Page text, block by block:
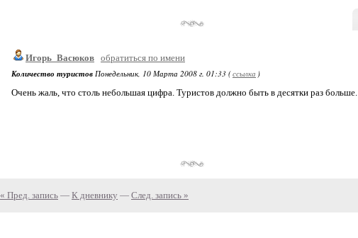
Игорь_Васюков обратиться по имени
Количество туристов Понедельник, 10 Марта 2008 г. 01:33 (ссылка )
Очень жаль, что столь небольшая цифра. Туристов должно быть в десятки раз больше.
« Пред. запись — К дневнику — След. запись »